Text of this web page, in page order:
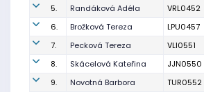
5.
Randáková Adéla VRL0452
6.
Brožková Tereza LPU0457
7.
Pecková Tereza VLI0551
8.
Skácelová Kateřina JJN0550
9.
Novotná Barbora TUR0552